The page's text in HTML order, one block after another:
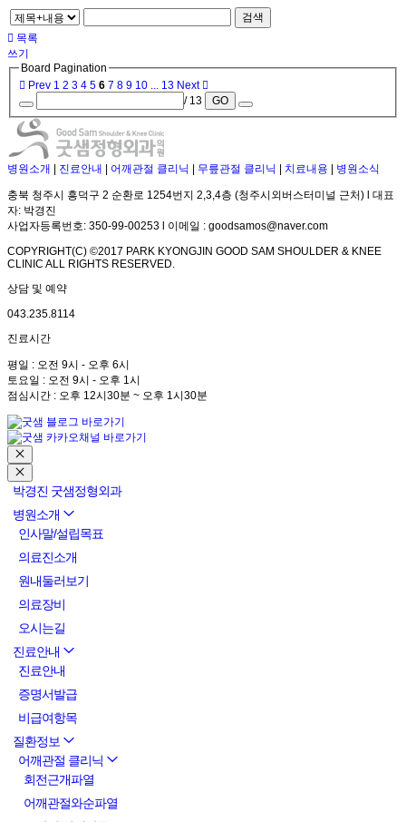
검색
목록
쓰기
Board Pagination
Prev 1 2 3 4 5 6 7 8 9 10 13 Next
/ 13
GO
병원소개 진료안내 어깨관절 클리닉 무릎관절 클리닉 치료내용 병원소식
충북 청주시 흥덕구 2 순환로 1254번지 2,3,4층 (청주시외버스터미널 근처) l 대표
자: 박경진
사업자등록번호: 350-99-00253 l 이메일 : goodsamos@naver.com
COPYRIGHT(C) ©2017 PARK KYONGJIN GOOD SAM SHOULDER & KNEE
CLINIC ALL RIGHTS RESERVED.
상담 및 예약
043.235.8114
진료시간
평일 : 오전 9시 - 오후 6시
토요일 : 오전 9시 - 오후 1시
점심시간 : 오후 12시30분 ~ 오후 1시30분
박경진 굿샘정형외과
병원소개
인사말/설립목표
의료진소개
원내둘러보기
의료장비
오시는길
진료안내
진료안내
증명서발급
비급여항목
질환정보
어깨관절 클리닉
회전근개파열
어깨관절와순파열